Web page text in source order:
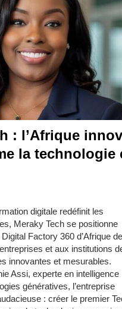
: l’Afrique
la technologie
digitale redéfinit les
Meraky Tech se positionne
Factory 360 d’Afrique de
et aux institutions
innovantes et mesurables.
Assi, experte en intelligence
génératives, l’entreprise
: créer le premier